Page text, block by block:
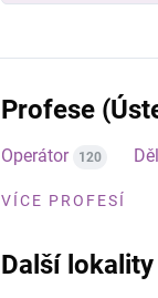
Profese
Operátor 120
VÍCE PROFESÍ
Další